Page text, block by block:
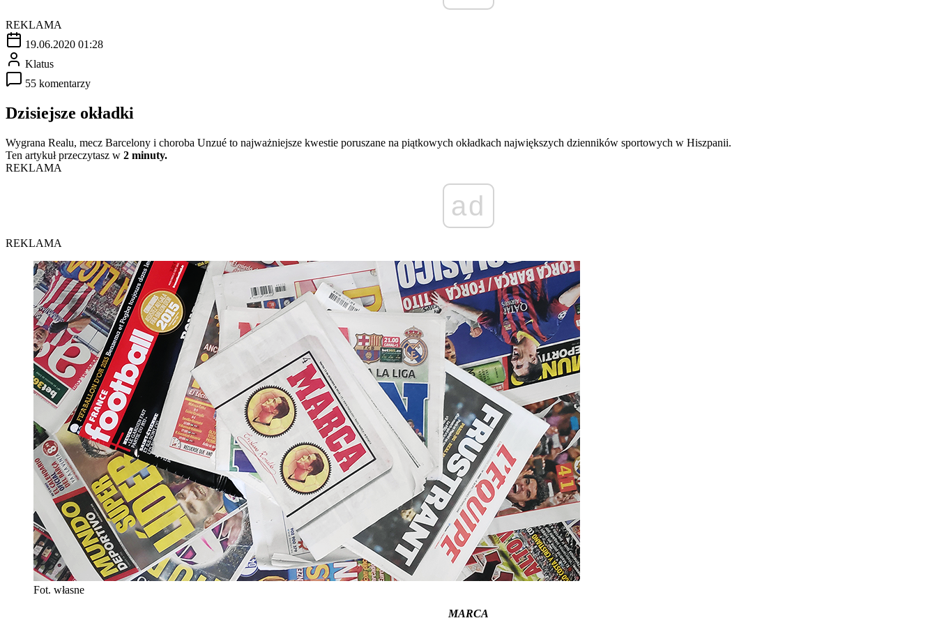
REKLAMA
19.06.2020 01:28
Klatus
55 komentarzy
Dzisiejsze okładki
Wygrana Realu, mecz Barcelony i choroba Unzué to najważniejsze kwestie poruszane na piątkowych okładkach największych dzienników sportowych w Hiszpanii.
Ten artykuł przeczytasz w 2 minuty.
REKLAMA
ad
REKLAMA
Fot. własne
MARCA